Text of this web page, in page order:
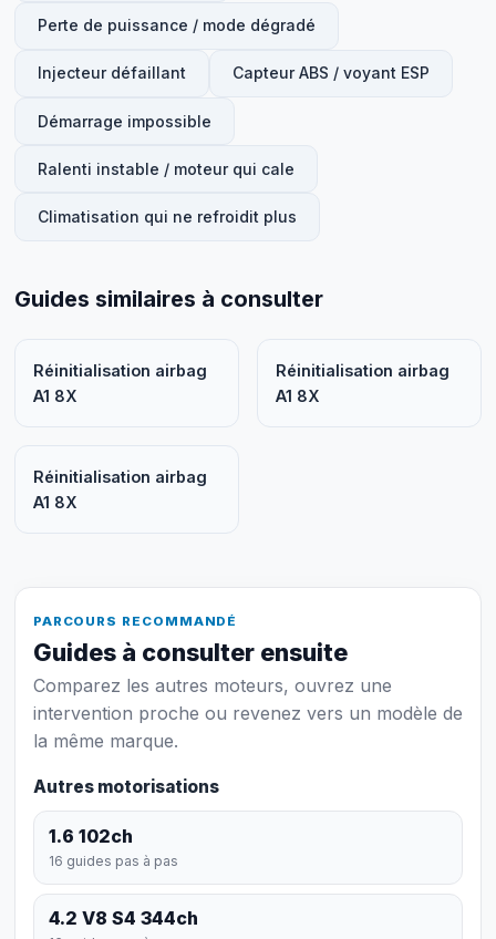
Perte de puissance / mode dégradé
Injecteur défaillant Capteur ABS / voyant ESP
Démarrage impossible
Ralenti instable / moteur qui cale
Climatisation qui ne refroidit plus
Guides similaires à consulter
Réinitialisation airbag
A1 8X
Réinitialisation airbag
A1 8X
Réinitialisation airbag
A1 8X
PARCOURS RECOMMANDÉ
Guides à consulter ensuite
Comparez les autres moteurs, ouvrez une
intervention proche ou revenez vers un modèle de
la même marque.
Autres motorisations
1.6 102ch
16 guides pas à pas
4.2 V8 S4 344ch